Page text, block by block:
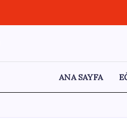
youtube.com/
ANA SAYFA